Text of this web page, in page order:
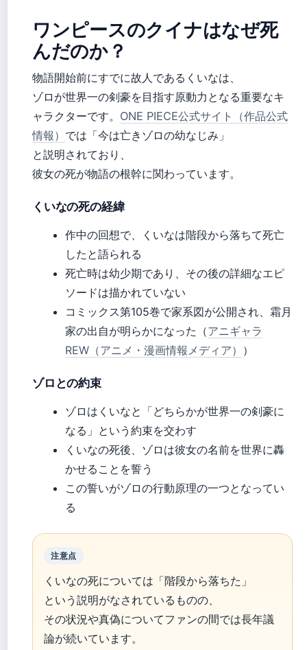
ワンピースのクイナはなぜ死
んだのか？
物語開始前にすでに故人であるくいなは、
ゾロが世界一の剣豪を目指す原動力となる重要なキ
ャラクターです。 ONE PIECE公式サイト（作品公式
情報） では「今は亡きゾロの幼なじみ」
と説明されており、
彼女の死が物語の根幹に関わっています。
くいなの死の経緯
作中の回想で、くいなは階段から落ちて死亡
したと語られる
死亡時は幼少期であり、その後の詳細なエピ
ソードは描かれていない
コミックス第105巻で家系図が公開され、霜月
家の出自が明らかになった（アニギャラ
REW（アニメ・漫画情報メディア） ）
ゾロとの約束
ゾロはくいなと「どちらかが世界一の剣豪に
なる」という約束を交わす
くいなの死後、ゾロは彼女の名前を世界に轟
かせることを誓う
この誓いがゾロの行動原理の一つとなってい
る
注意点
くいなの死については「階段から落ちた」
という説明がなされているものの、
その状況や真偽についてファンの間では長年議
論が続いています。